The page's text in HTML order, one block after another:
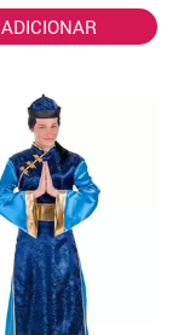
ADICIONAR